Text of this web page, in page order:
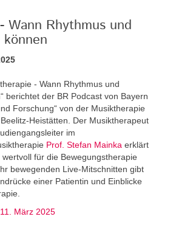
Wann Rhythmus und
- Wann Rhythmus und
berichtet der BR Podcast von Bayern
Forschung“ von der Musiktherapie
Heistätten. Der Musiktherapeut
im
Prof. Stefan Mainka erklärt
für die Bewegungstherapie
bewegenden Live-Mitschnitten gibt
einer Patientin und Einblicke
März 2025